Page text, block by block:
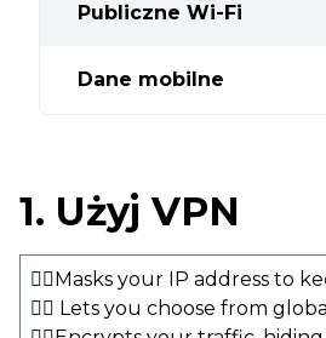
Publiczne Wi-Fi
Dane mobilne
1. Użyj VPN
👍🏻Masks your IP address to
👍🏻 Lets you choose from